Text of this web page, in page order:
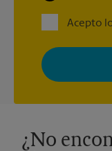
Acepto
Al registrarse,
Store con noticias,
adaptados a sus
momento. Para
¿No